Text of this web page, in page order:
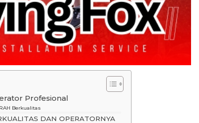
Profesional
Berkualitas
DAN OPERATORNYA
INSTALASI FLYING FOX
Harga Hubungi Kami